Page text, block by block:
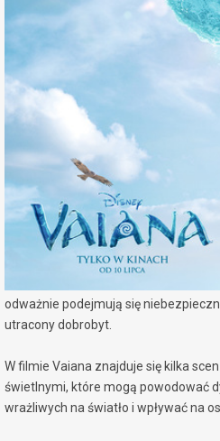
miejscowość:
Al. 1 Maja 7a
data i godzina:
Opis wydarzenia:
Vaiana to aktorska wersja
animacji Disneya o tym samym tytule.
Nastoletnia Vaina odpowiada na
wyrusza poza rafę swojej rodzinnej
towarzyszy jej legendarny półbóg
odważnie podejmują się
utracony dobrobyt.
W filmie Vaiana znajduje się kilka
świetlnymi, które mogą powodować
wrażliwych na światło i wpływać na